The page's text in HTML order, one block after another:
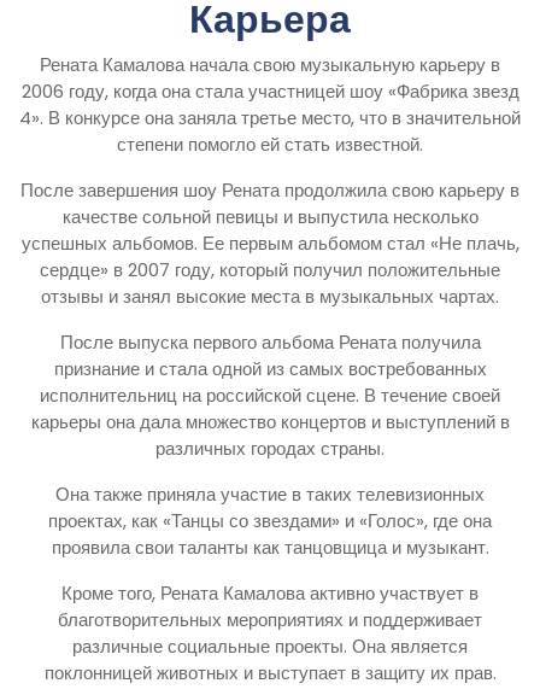
Карьера
Рената Камалова начала свою музыкальную карьеру в
2006 году, когда она стала участницей шоу «Фабрика звезд
4». В конкурсе она заняла третье место, что в значительной
степени помогло ей стать известной.
После завершения шоу Рената продолжила свою карьеру в
качестве сольной певицы и выпустила несколько
успешных альбомов. Ее первым альбомом стал «Не плачь,
сердце» в 2007 году, который получил положительные
отзывы и занял высокие места в музыкальных чартах.
После выпуска первого альбома Рената получила
признание и стала одной из самых востребованных
исполнительниц на российской сцене. В течение своей
карьеры она дала множество концертов и выступлений в
различных городах страны.
Она также приняла участие в таких телевизионных
проектах, как «Танцы со звездами» и «Голос», где она
проявила свои таланты как танцовщица и музыкант.
Кроме того, Рената Камалова активно участвует в
благотворительных мероприятиях и поддерживает
различные социальные проекты. Она является
поклонницей животных и выступает в защиту их прав.